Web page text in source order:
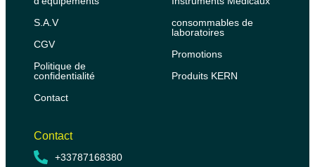
S.A.V
CGV
Politique de
confidentialité
Contact
consommables de
laboratoires
Promotions
Produits KERN
Contact
+33787168380